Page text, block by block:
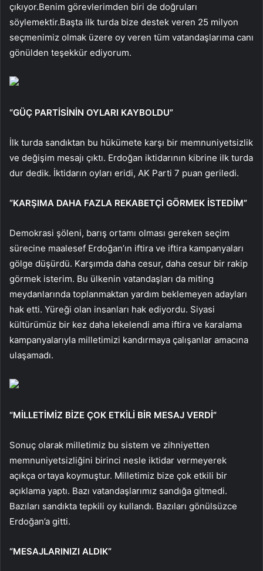
çıkıyor.Benim görevlerimden biri de doğruları
söylemektir.Başta ilk turda bize destek veren 25 milyon
seçmenimiz olmak üzere oy veren tüm vatandaşlarıma canı
gönülden teşekkür ediyorum.
“GÜÇ PARTİSİNİN OYLARI KAYBOLDU”
İlk turda sandıktan bu hükümete karşı bir memnuniyetsizlik
ve değişim mesajı çıktı. Erdoğan iktidarının kibrine ilk turda
dur dedik. İktidarın oyları eridi, AK Parti 7 puan geriledi.
“KARŞIMA DAHA FAZLA REKABETÇİ GÖRMEK İSTEDİM”
Demokrasi şöleni, barış ortamı olması gereken seçim
sürecine maalesef Erdoğan’ın iftira ve iftira kampanyaları
gölge düşürdü. Karşımda daha cesur, daha cesur bir rakip
görmek isterim. Bu ülkenin vatandaşları da miting
meydanlarında toplanmaktan yardım beklemeyen adayları
hak etti. Yüreği olan insanları hak ediyordu. Siyasi
kültürümüz bir kez daha lekelendi ama iftira ve karalama
kampanyalarıyla milletimizi kandırmaya çalışanlar amacına
ulaşamadı.
“MİLLETİMİZ BİZE ÇOK ETKİLİ BİR MESAJ VERDİ”
Sonuç olarak milletimiz bu sistem ve zihniyetten
memnuniyetsizliğini birinci nesle iktidar vermeyerek
açıkça ortaya koymuştur. Milletimiz bize çok etkili bir
açıklama yaptı. Bazı vatandaşlarımız sandığa gitmedi.
Bazıları sandıkta tepkili oy kullandı. Bazıları gönülsüzce
Erdoğan’a gitti.
“MESAJLARINIZI ALDIK”